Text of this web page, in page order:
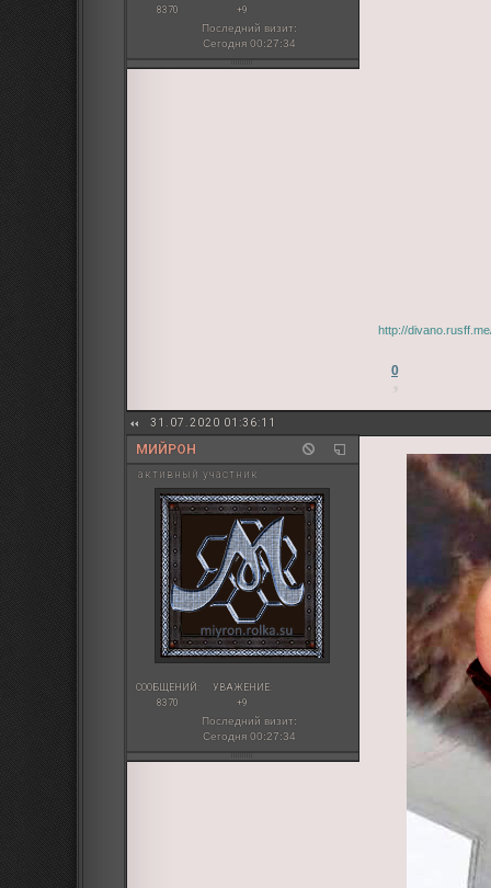
8370
+9
Последний визит:
Сегодня 00:27:34
http://
0
31.07.2020 01:36:11
МИЙРОН
активный участник
СООБЩЕНИЙ:
8370
УВАЖЕНИЕ:
+9
Последний визит:
Сегодня 00:27:34